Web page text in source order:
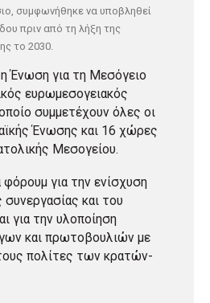
συμφωνήθηκε να υποβληθεί
πριν από τη λήξη της
το 2030.
η Ένωση για τη Μεσόγειο
ευρωμεσογειακός
συμμετέχουν όλες οι
Ένωσης και 16 χώρες
Μεσογείου.
για την ενίσχυση
συνεργασίας και του
για την υλοποίηση
και πρωτοβουλιών με
πολίτες των κρατών-